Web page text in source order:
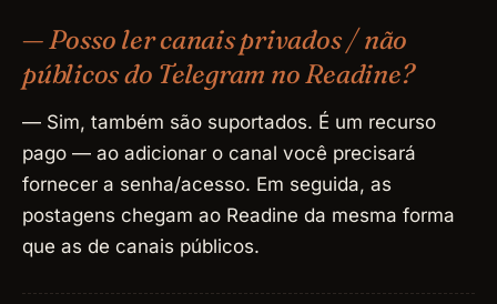
— Posso ler canais privados / não
públicos do Telegram no Readine?
— Sim, também são suportados. É um recurso
pago — ao adicionar o canal você precisará
fornecer a senha/acesso. Em seguida, as
postagens chegam ao Readine da mesma forma
que as de canais públicos.